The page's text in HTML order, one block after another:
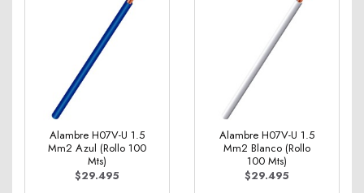
Alambre H07V-U 1.5
Mm2 Azul (Rollo 100
Mts)
$29.495
Alambre H07V-U 1.5
Mm2 Blanco (Rollo
100 Mts)
$29.495